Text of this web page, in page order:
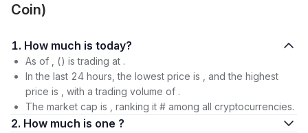
Coin)
1. How much is today?
As of , () is trading at .
In the last 24 hours, the lowest price is , and the highest
price is , with a trading volume of .
The market cap is , ranking it # among all cryptocurrencies.
2. How much is one ?